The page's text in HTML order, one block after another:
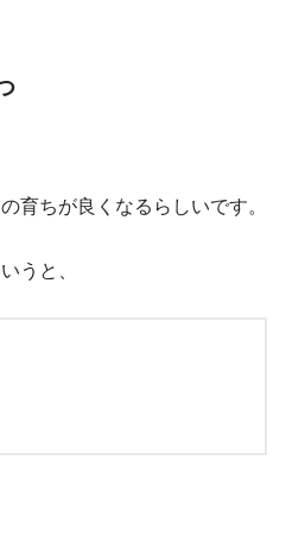
育ちが良くなるらしいです。
うと、